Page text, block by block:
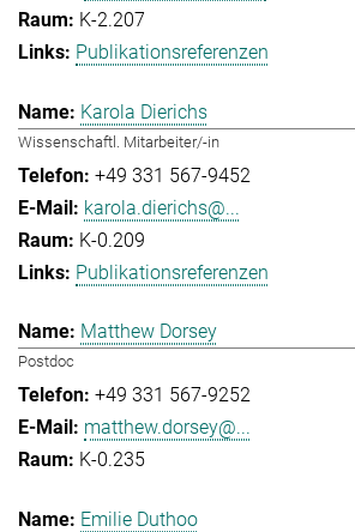
K-2.207
Publikationsreferenzen
Karola Dierichs
Wissenschaftl. Mitarbeiter/-in
+49 331 567-9452
karola.dierichs@...
K-0.209
Publikationsreferenzen
Matthew Dorsey
Postdoc
+49 331 567-9252
matthew.dorsey@...
K-0.235
Emilie Duthoo